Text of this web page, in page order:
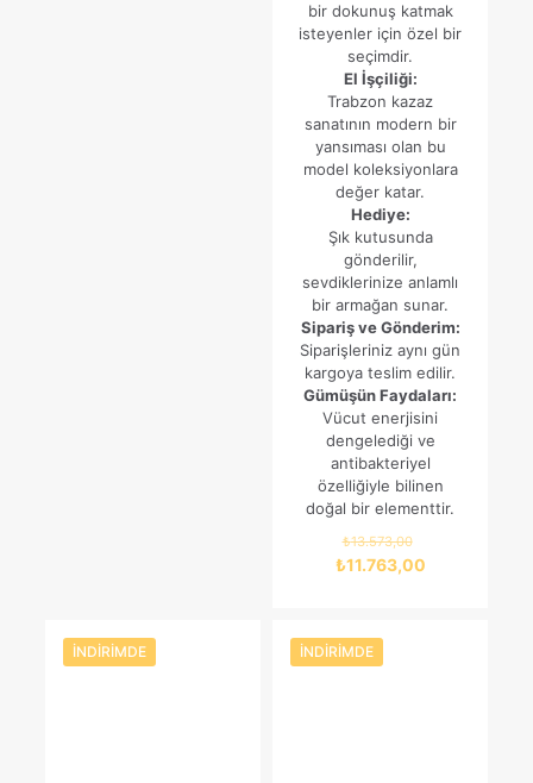
bir dokunuş katmak
isteyenler için özel bir
seçimdir.
El İşçiliği:
Trabzon kazaz
sanatının modern bir
yansıması olan bu
model koleksiyonlara
değer katar.
Hediye:
Şık kutusunda
gönderilir,
sevdiklerinize anlamlı
bir armağan sunar.
Sipariş ve Gönderim:
Siparişleriniz aynı gün
kargoya teslim edilir.
Gümüşün Faydaları:
Vücut enerjisini
dengelediği ve
antibakteriyel
özelliğiyle bilinen
doğal bir elementtir.
₺13.573,00
fiyat:
₺11.763,00Şu
İNDIRIMDE İNDIRIMDE